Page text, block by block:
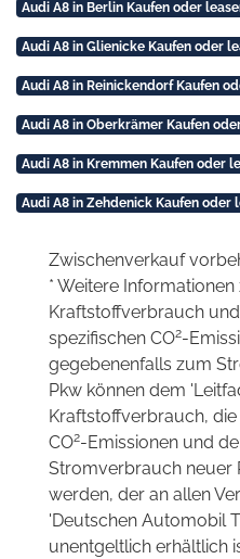
Audi A8 in Berlin Kaufen oder
Audi A8 in Glienicke Kaufen oder
Audi A8 in Reinickendorf Kaufen
Audi A8 in Oberkrämer Kaufen
Audi A8 in Kremmen Kaufen oder
Audi A8 in Zehdenick Kaufen oder
Zwischenverkauf
* Weitere
Kraftstoffverbrauch
spezifischen CO2-
gegebenenfalls zum
Pkw können dem
Kraftstoffverbrauch,
CO2-Emissionen und
Stromverbrauch neuer
werden, der an allen
'Deutschen Automobil
unentgeltlich erhältlich